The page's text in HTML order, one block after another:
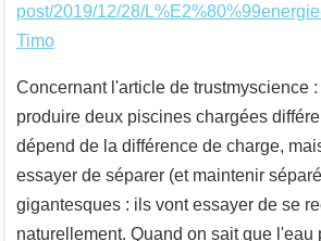
post/2019/12/28/
Timo
Concernant l'article de trustmyscience
produire deux piscines chargées
dépend de la différence de charge,
essayer de séparer (et maintenir
gigantesques : ils vont essayer de se
naturellement. Quand on sait que l'eau